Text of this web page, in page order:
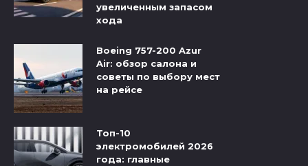
увеличенным запасом
хода
Boeing 757-200 Azur
Air: обзор салона и
советы по выбору мест
на рейсе
Топ-10
электромобилей 2026
года: главные